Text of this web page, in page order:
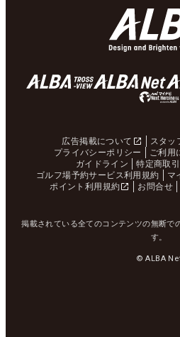
広告掲載について スタッ
プライバシーポリシー
ご利用
ガイドライン
特定商取
ゴルフ場予約サービス利用規約
マ
ポイント利用規約
お問合せ
掲載されている全てのコンテンツの無断で
す。
© ALBA